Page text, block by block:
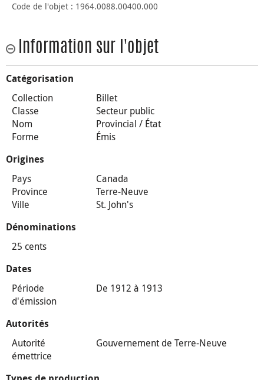
Code de l'objet : 1964.0088.00400.000
Information sur l'objet
Catégorisation
Collection
Billet
Classe
Secteur public
Nom
Provincial / État
Forme
Émis
Origines
Pays
Canada
Province
Terre-Neuve
Ville
St. John's
Dénominations
25 cents
Dates
Période
d'émission
De 1912 à 1913
Autorités
Autorité
émettrice
Gouvernement de Terre-Neuve